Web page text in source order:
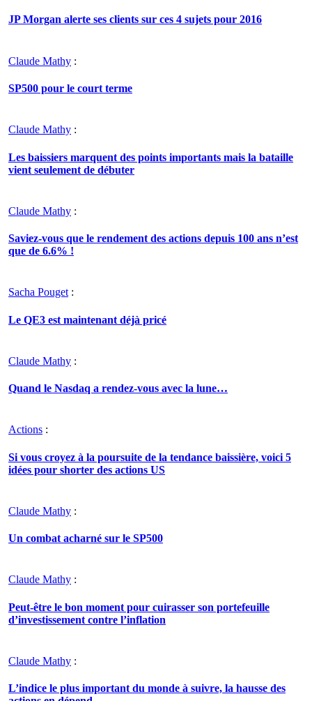
JP Morgan alerte ses clients sur ces 4 sujets pour 2016
Claude Mathy :
SP500 pour le court terme
Claude Mathy :
Les baissiers marquent des points importants mais la bataille
vient seulement de débuter
Claude Mathy :
Saviez-vous que le rendement des actions depuis 100 ans n’est
que de 6.6% !
Sacha Pouget :
Le QE3 est maintenant déjà pricé
Claude Mathy :
Quand le Nasdaq a rendez-vous avec la lune…
Actions :
Si vous croyez à la poursuite de la tendance baissière, voici 5
idées pour shorter des actions US
Claude Mathy :
Un combat acharné sur le SP500
Claude Mathy :
Peut-être le bon moment pour cuirasser son portefeuille
d’investissement contre l’inflation
Claude Mathy :
L’indice le plus important du monde à suivre, la hausse des